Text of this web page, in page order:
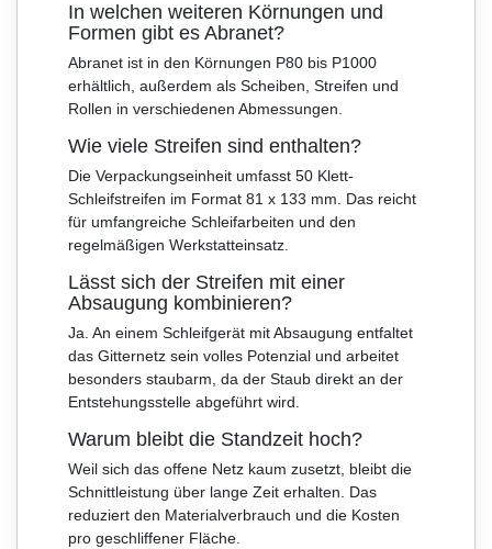
In welchen weiteren Körnungen und
Formen gibt es Abranet?
Abranet ist in den Körnungen P80 bis P1000
erhältlich, außerdem als Scheiben, Streifen und
Rollen in verschiedenen Abmessungen.
Wie viele Streifen sind enthalten?
Die Verpackungseinheit umfasst 50 Klett-
Schleifstreifen im Format 81 x 133 mm. Das reicht
für umfangreiche Schleifarbeiten und den
regelmäßigen Werkstatteinsatz.
Lässt sich der Streifen mit einer
Absaugung kombinieren?
Ja. An einem Schleifgerät mit Absaugung entfaltet
das Gitternetz sein volles Potenzial und arbeitet
besonders staubarm, da der Staub direkt an der
Entstehungsstelle abgeführt wird.
Warum bleibt die Standzeit hoch?
Weil sich das offene Netz kaum zusetzt, bleibt die
Schnittleistung über lange Zeit erhalten. Das
reduziert den Materialverbrauch und die Kosten
pro geschliffener Fläche.